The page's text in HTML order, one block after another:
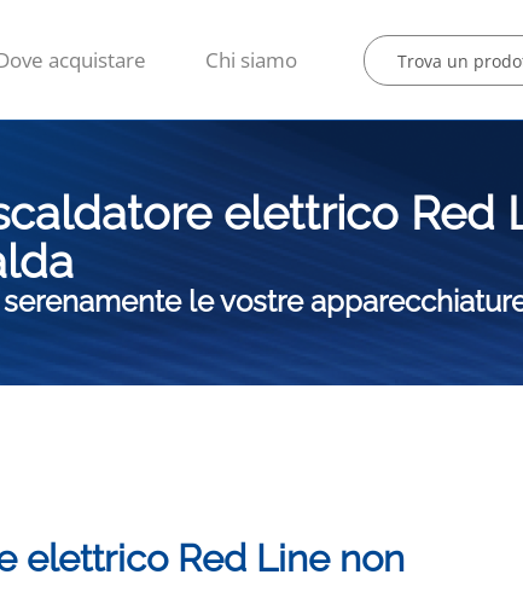
acquistare Chi siamo
elettrico Red
le vostre
elettrico Red Line non